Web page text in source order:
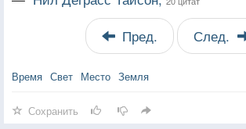
Пред. След.
Время Свет Место Земля
Сохранить